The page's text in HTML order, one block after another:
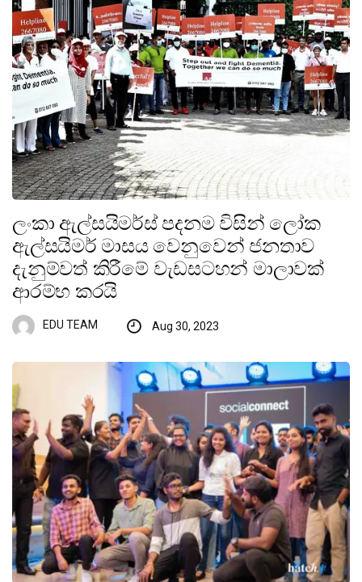
ලංකා ඇල්සයිමර්ස් පදනම විසින් ලෝක
ඇල්සයිමර් මාසය වෙනුවෙන් ජනතාව
දැනුම්වත් කිරීමේ වැඩසටහන් මාලාවක්
ආරම්භ කරයි
EDU TEAM Aug 30, 2023